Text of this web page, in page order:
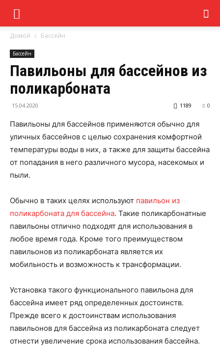
Домой Бассейн
Бассейн
Павильоны для бассейнов из
поликарбоната
15.04.2020 0
1189
Павильоны для бассейнов применяются обычно для
уличных бассейнов с целью сохранения комфортной
температуры воды в них, а также для защиты бассейна
от попадания в него различного мусора, насекомых и
пыли.
Обычно в таких целях используют павильон из
поликарбоната для бассейна. Такие поликарбонатные
павильоны отлично подходят для использования в
любое время года. Кроме того преимуществом
павильонов из поликарбоната является их
мобильность и возможность к трансформации.
Установка такого функционального павильона для
бассейна имеет ряд определенных достоинств.
Прежде всего к достоинствам использования
павильонов для бассейна из поликарбоната следует
отнести увеличение срока использования бассейна.